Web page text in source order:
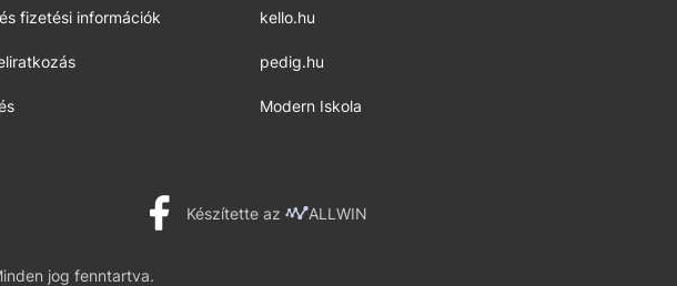
fizetési információk kello.hu
pedig.hu
Modern Iskola
Készítette az ALLWIN
jog fenntartva.